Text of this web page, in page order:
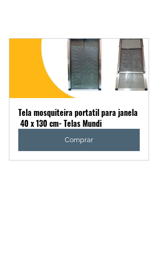
Tela mosquiteira portatil para janela
40 x 130 cm- Telas Mundi
Comprar